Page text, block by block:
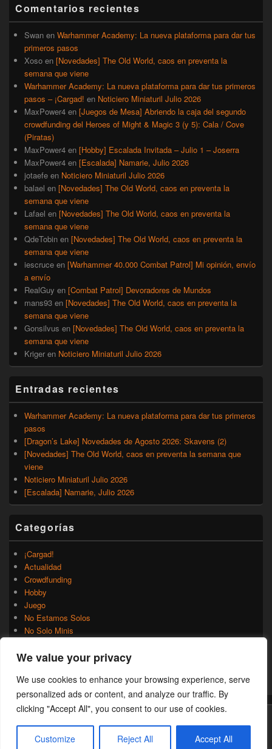
We value your privacy
We use cookies to enhance your browsing experience, serve
personalized ads or content, and analyze our traffic. By
clicking "Accept All", you consent to our use of cookies.
Customize Reject All Accept All
lateral
primaria
Comentarios recientes
Swan en Warhammer Academy: La nueva plataforma para dar tus
primeros pasos
Xoso en [Novedades] The Old World, caos en preventa la
semana que viene
Warhammer Academy: La nueva plataforma para dar tus primeros
pasos – ¡Cargad! en Noticiero Miniaturil Julio 2026
MaxPower4 en [Juegos de Mesa] Abriendo la caja del segundo
crowdfunding del Heroes of Might & Magic 3 (y 5): Cala / Cove
(Piratas)
MaxPower4 en [Hobby] Escalada Invitada – Julio 1 – Joserra
MaxPower4 en [Escalada] Namarie, Julio 2026
jotaefe en Noticiero Miniaturil Julio 2026
balael en [Novedades] The Old World, caos en preventa la
semana que viene
Lafael en [Novedades] The Old World, caos en preventa la
semana que viene
QdeTobin en [Novedades] The Old World, caos en preventa la
semana que viene
iescruce en [Warhammer 40.000 Combat Patrol] Mi opinión, envío
a envío
RealGuy en [Combat Patrol] Devoradores de Mundos
mans93 en [Novedades] The Old World, caos en preventa la
semana que viene
Gonsilvus en [Novedades] The Old World, caos en preventa la
semana que viene
Kriger en Noticiero Miniaturil Julio 2026
Entradas recientes
Warhammer Academy: La nueva plataforma para dar tus primeros
pasos
[Dragon’s Lake] Novedades de Agosto 2026: Skavens (2)
[Novedades] The Old World, caos en preventa la semana que
viene
Noticiero Miniaturil Julio 2026
[Escalada] Namarie, Julio 2026
Categorías
¡Cargad!
Actualidad
Crowdfunding
Hobby
Juego
No Estamos Solos
No Solo Minis
Rumores
Uncategorized
Copyright © 2026 ¡Cargad!
. Todos los Derechos Reservados.